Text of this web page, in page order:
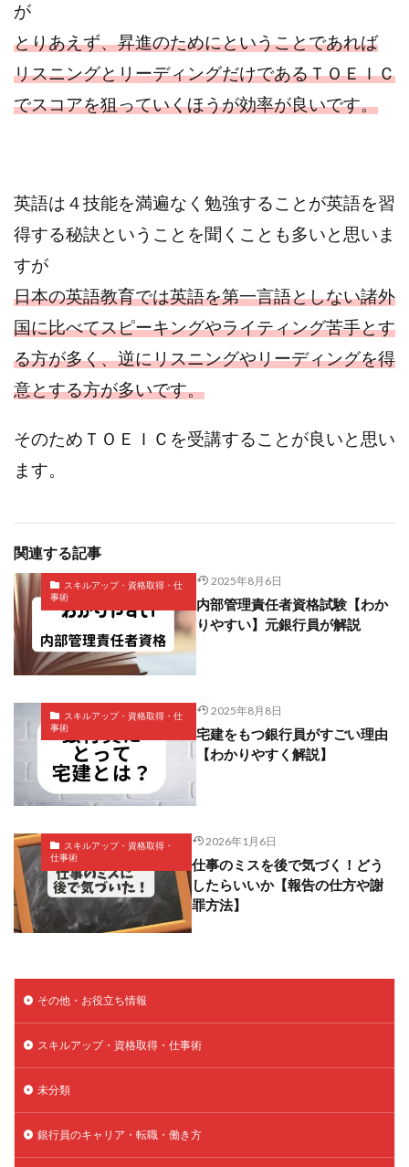
が
とりあえず、昇進のためにということであれば
リスニングとリーディングだけであるＴＯＥＩＣ
でスコアを狙っていくほうが効率が良いです。
英語は４技能を満遍なく勉強することが英語を習
得する秘訣ということを聞くことも多いと思いま
すが
日本の英語教育では英語を第一言語としない諸外
国に比べてスピーキングやライティング苦手とす
る方が多く、逆にリスニングやリーディングを得
意とする方が多いです。
そのためＴＯＥＩＣを受講することが良いと思い
ます。
関連する記事
スキルアップ・資格取得・仕
事術
2025年8月6日
内部管理責任者資格試験【わか
りやすい】元銀行員が解説
スキルアップ・資格取得・仕
事術
2025年8月8日
宅建をもつ銀行員がすごい理由
【わかりやすく解説】
スキルアップ・資格取得・
仕事術
2026年1月6日
仕事のミスを後で気づく！どう
したらいいか【報告の仕方や謝
罪方法】
その他・お役立ち情報
スキルアップ・資格取得・仕事術
未分類
銀行員のキャリア・転職・働き方